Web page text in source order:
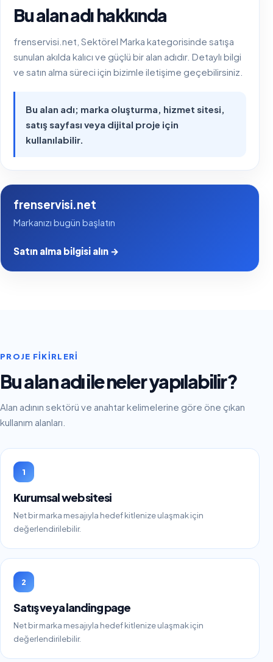
Bu alan adı hakkında
frenservisi.net, Sektörel Marka kategorisinde satışa
sunulan akılda kalıcı ve güçlü bir alan adıdır. Detaylı bilgi
ve satın alma süreci için bizimle iletişime geçebilirsiniz.
Bu alan adı; marka oluşturma, hizmet sitesi,
satış sayfası veya dijital proje için
kullanılabilir.
frenservisi.net
Markanızı bugün başlatın
Satın alma bilgisi alın →
PROJE FIKIRLERI
Bu alan adı ile neler yapılabilir?
Alan adının sektörü ve anahtar kelimelerine göre öne çıkan
kullanım alanları.
1
Kurumsal web sitesi
Net bir marka mesajıyla hedef kitlenize ulaşmak için
değerlendirilebilir.
2
Satış veya landing page
Net bir marka mesajıyla hedef kitlenize ulaşmak için
değerlendirilebilir.